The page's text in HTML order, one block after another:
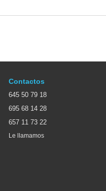
Contactos
645 50 79 18
695 68 14 28
657 11 73 22
Le llamamos